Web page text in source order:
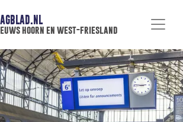
hoorn en west-friesland